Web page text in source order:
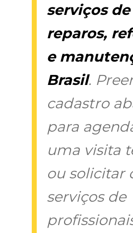
serviços de
reparos,
e
Brasil.
cadastro
para
uma visita
ou solicitar
serviços de